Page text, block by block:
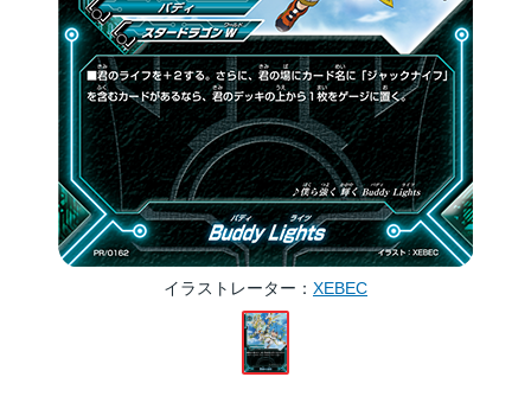
イラストレーター XEBEC